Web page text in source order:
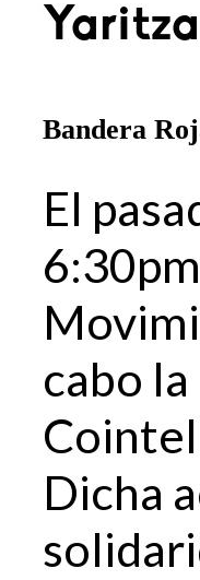
Bandera
El
cabo
Dicha